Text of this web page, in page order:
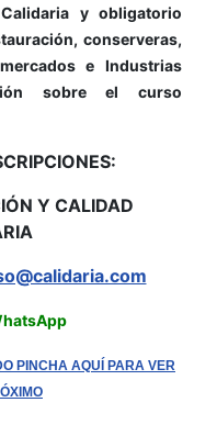
y obligatorio
conserveras,
e Industrias
sobre el curso
Y CALIDAD
PINCHA AQUÍ PARA VER